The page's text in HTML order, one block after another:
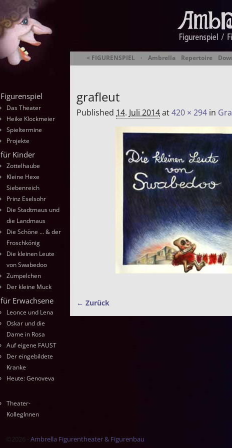
< FIGURENSPIEL · Ambrella Repertoire
Ambrella
grafleut
Published 14. Juli 2014at420 × 294 in
Bilder-Navigation
← Zurück
Figurenspiel
Das Theater
Heike Klockmeier
Spieltermine
Projekte
für Kinder
Zottelhaube
Kleine Hexe
Siebenreich
Prinz Eselsohr
Die Stadtmaus und
die Landmaus
Die Schöne … & der
Froschkönig
Die kleinen Leute
von Swabedoo
Zumpelchen
Der kleine Muck
für Erwachsene
Leonce und Lena
Oskar und die
Dame in Rosa
Auf eigene FAUST
Der eingebildete
Kranke
Heute: Genoveva
Theater-
KollegInnen
©2026 - Ambrella Figurentheater & Figurenbau